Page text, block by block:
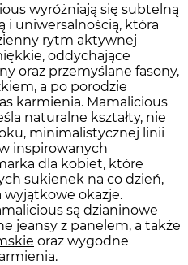
wyróżniają się subtelną
i uniwersalnością, która
rytm aktywnej
oddychające
oraz przemyślane fasony,
a po porodzie
karmienia. Mamalicious
naturalne kształty, nie
minimalistycznej linii
inspirowanych
dla kobiet, które
sukienek na co dzień,
okazje.
są dzianinowe
jeansy z panelem, a także
oraz wygodne